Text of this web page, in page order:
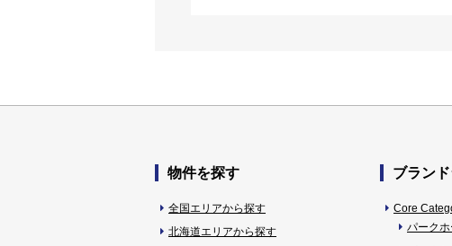
物件を探す
全国エリアから探す
北海道エリアから探す
ブラン
Core
パーク